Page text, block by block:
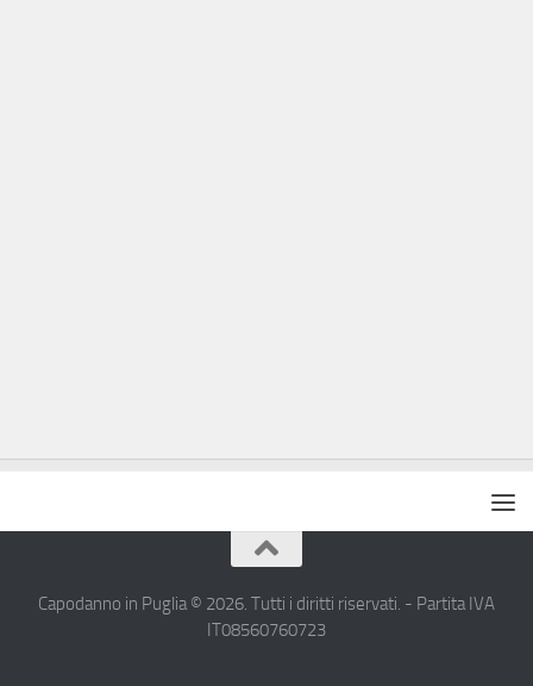
Capodanno in Puglia © 2026. Tutti i diritti riservati. - Partita IVA
IT08560760723